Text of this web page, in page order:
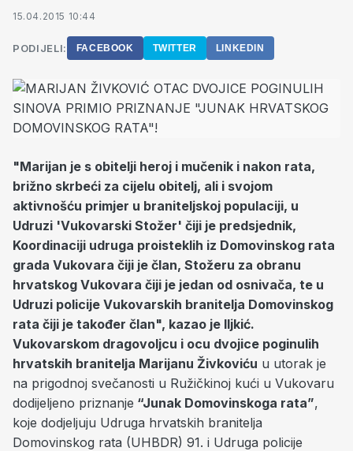
15.04.2015 10:44
PODIJELI: FACEBOOK TWITTER LINKEDIN
"Marijan je s obitelji heroj i mučenik i nakon rata,
brižno skrbeći za cijelu obitelj, ali i svojom
aktivnošću primjer u braniteljskoj populaciji, u
Udruzi 'Vukovarski Stožer' čiji je predsjednik,
Koordinaciji udruga proisteklih iz Domovinskog rata
grada Vukovara čiji je član, Stožeru za obranu
hrvatskog Vukovara čiji je jedan od osnivača, te u
Udruzi policije Vukovarskih branitelja Domovinskog
rata čiji je također član", kazao je Iljkić.
Vukovarskom dragovoljcu i ocu dvojice poginulih
hrvatskih branitelja Marijanu Živkoviću u utorak je
na prigodnoj svečanosti u Ružičkinoj kući u Vukovaru
dodijeljeno priznanje “Junak Domovinskoga rata”,
koje dodjeljuju Udruga hrvatskih branitelja
Domovinskog rata (UHBDR) 91. i Udruga policije